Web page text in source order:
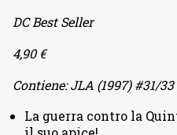
DC Best Seller
4,90 €
Contiene: JLA (1997) #31/33
La guerra contro la